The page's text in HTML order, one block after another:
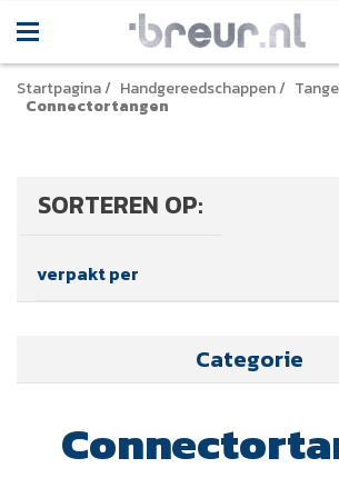
Startpagina/ Handgereedschappen/
Connectortangen
SORTEREN OP:
verpakt per
Categorie